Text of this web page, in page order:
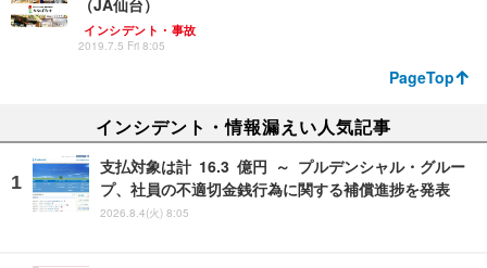
（JA仙台）
インシデント・事故
2019.7.5 Fri 8:05
PageTop
インシデント・情報漏えい人気記事
支払対象は計 16.3 億円 ～ プルデンシャル・グルー
プ、社員の不適切金銭行為に関する補償進捗を発表
2026.8.4(火) 8:05